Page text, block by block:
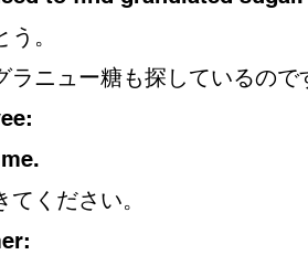
。
ラニュー糖も探しているので
てください。